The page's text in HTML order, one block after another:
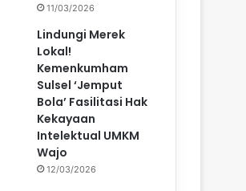
11/03/2026
Lindungi Merek
Lokal!
Kemenkumham
Sulsel ‘Jemput
Bola’ Fasilitasi Hak
Kekayaan
Intelektual UMKM
Wajo
12/03/2026